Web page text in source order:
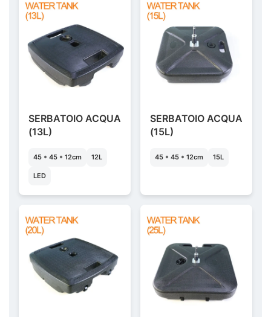
SERBATOIO ACQUA
(13L)
45 * 45 * 12cm 12L
LED
SERBATOIO ACQUA
(15L)
45 * 45 * 12cm 15L